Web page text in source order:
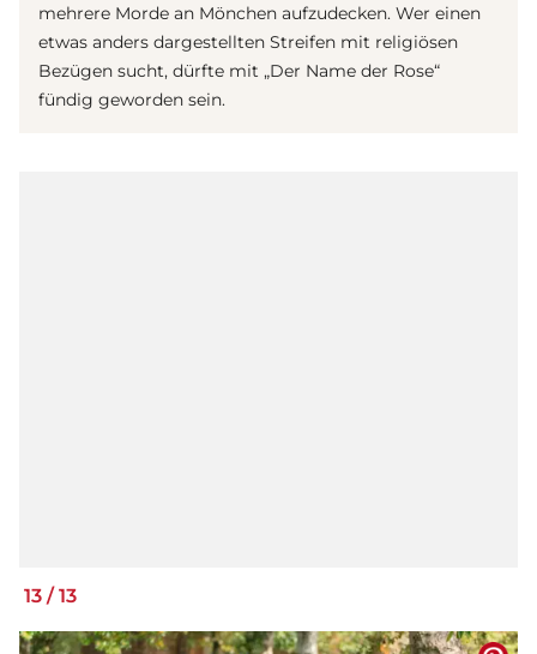
mehrere Morde an Mönchen aufzudecken. Wer einen
etwas anders dargestellten Streifen mit religiösen
Bezügen sucht, dürfte mit „Der Name der Rose“
fündig geworden sein.
13 /13